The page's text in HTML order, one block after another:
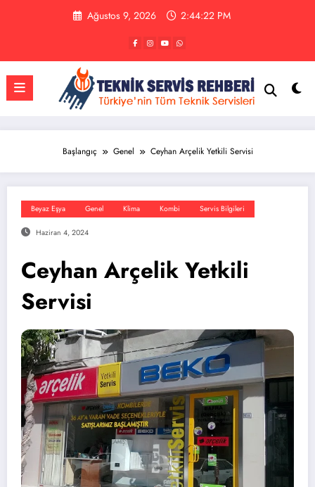
Ağustos 9, 2026 2:44:22 PM
Başlangıç Genel Ceyhan Arçelik Yetkili Servisi
Beyaz Eşya Genel Klima Kombi Servis Bilgileri
Haziran 4, 2024
Ceyhan Arçelik Yetkili
Servisi